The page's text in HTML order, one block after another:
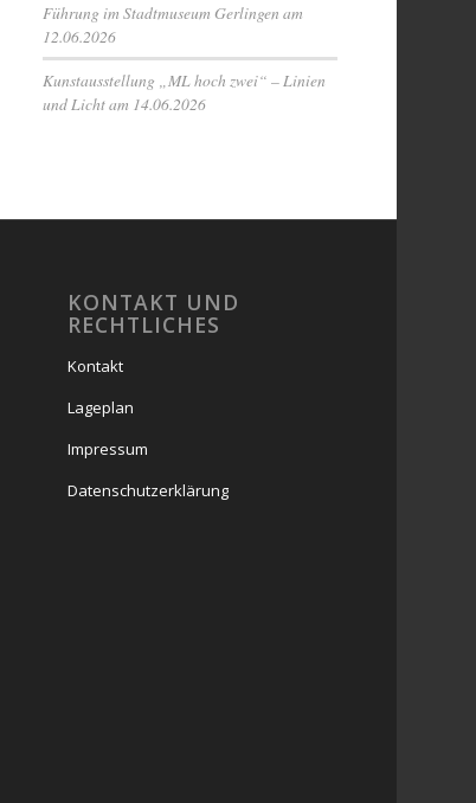
Führung im Stadtmuseum Gerlingen am
12.06.2026
Kunstausstellung „ML hoch zwei“ – Linien
und Licht am 14.06.2026
KONTAKT UND
RECHTLICHES
Kontakt
Lageplan
Impressum
Datenschutzerklärung